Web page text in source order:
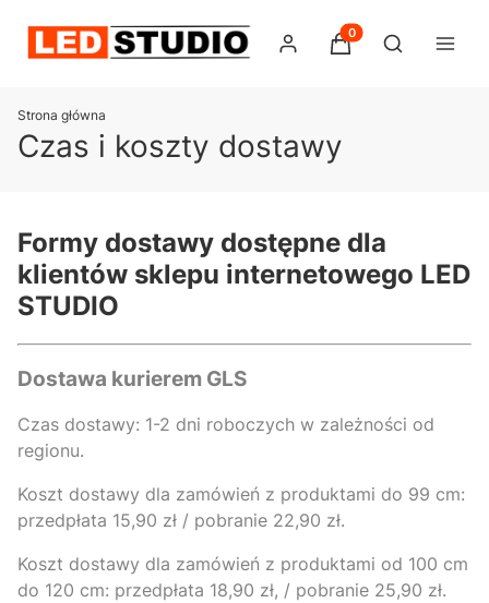
Produkty w
Otwórz
Strona główna
Czas i koszty dostawy
Formy dostawy dostępne dla
klientów sklepu internetowego LED
STUDIO
Dostawa kurierem GLS
Czas dostawy: 1-2 dni roboczych w zależności od
regionu.
Koszt dostawy dla zamówień z produktami do 99 cm:
przedpłata 15,90 zł / pobranie 22,90 zł.
Koszt dostawy dla zamówień z produktami od 100 cm
do 120 cm: przedpłata 18,90 zł, / pobranie 25,90 zł.